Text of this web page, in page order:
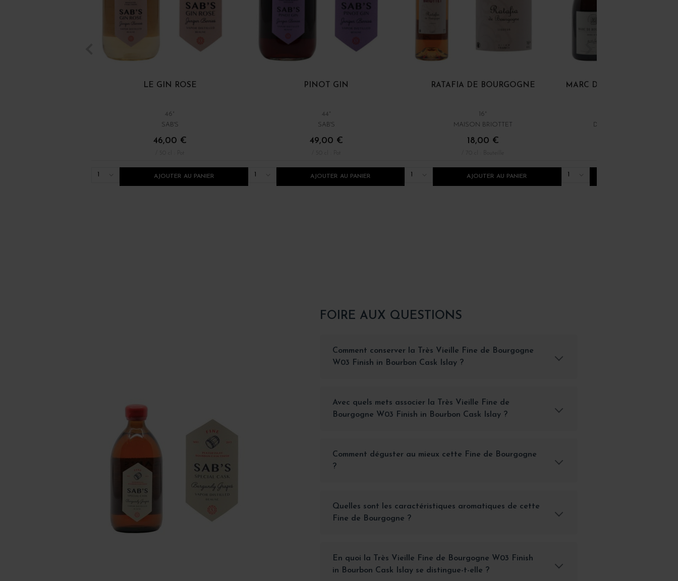
LE GIN ROSE
46°
SAB'S
46,00 €
AJOUTER AU PANIER
PINOT GIN
44°
SAB'S
49,00 €
AJOUTER AU PANIER
RATAFIA DE BOURGOGNE
16°
MAISON BRIOTTET
18,00 €
AJOUTER AU PANIER
MARC DE BOURGOGNE
DOMAINE DROUHIN-
FOIRE AUX QUESTIONS
Comment conserver la Très Vieille Fine de Bourgogne
W03 Finish in Bourbon Cask Islay ?
Avec quels mets associer la Très Vieille Fine de
Bourgogne W03 Finish in Bourbon Cask Islay ?
Comment déguster au mieux cette Fine de Bourgogne
?
Quelles sont les caractéristiques aromatiques de cette
Fine de Bourgogne ?
En quoi la Très Vieille Fine de Bourgogne W03 Finish
in Bourbon Cask Islay se distingue-t-elle ?